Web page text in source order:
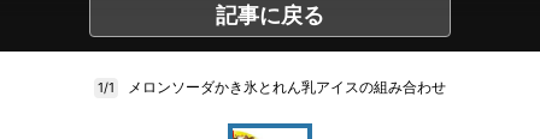
記事に戻る
1/1 メロンソーダかき氷とれん乳アイスの組み合わせ